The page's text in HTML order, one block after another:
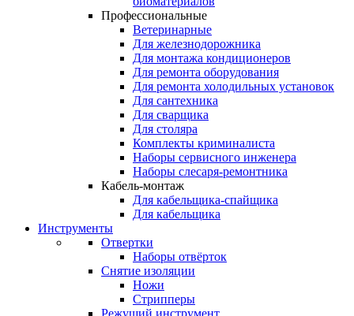
Профессиональные
Ветеринарные
Для железнодорожника
Для монтажа кондиционеров
Для ремонта оборудования
Для ремонта холодильных установок
Для сантехника
Для сварщика
Для столяра
Комплекты криминалиста
Наборы сервисного инженера
Наборы слесаря-ремонтника
Кабель-монтаж
Для кабельщика-спайщика
Для кабельщика
Инструменты
Отвертки
Наборы отвёрток
Снятие изоляции
Ножи
Стрипперы
Режущий инструмент